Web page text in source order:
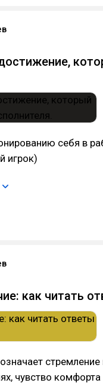
себя в
игрок)
как читать
означает
чувство комфорта